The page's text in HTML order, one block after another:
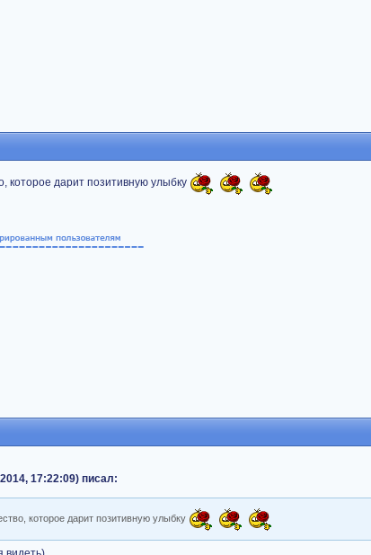
которое дарит позитивную улыбку
17:22:09) писал:
которое дарит позитивную улыбку